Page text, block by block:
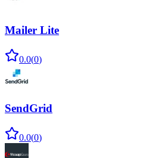
Mailer Lite
0.0(0)
SendGrid
0.0(0)